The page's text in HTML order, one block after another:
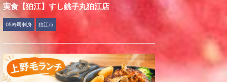
実食【狛江】すし銚子丸狛江店
05寿司刺身 狛江市